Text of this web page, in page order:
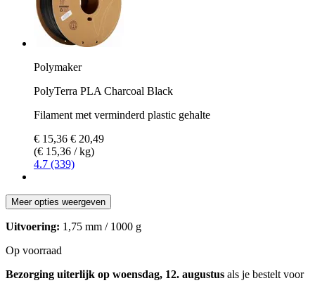
Polymaker
PolyTerra PLA Charcoal Black
Filament met verminderd plastic gehalte
€ 15,36 € 20,49
(€ 15,36 / kg)
4.7 (339)
Meer opties weergeven
Uitvoering: 1,75 mm / 1000 g
Op voorraad
Bezorging uiterlijk op woensdag, 12. augustus als je bestelt voor